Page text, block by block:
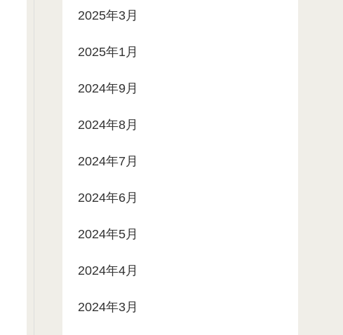
2025年3月
2025年1月
2024年9月
2024年8月
2024年7月
2024年6月
2024年5月
2024年4月
2024年3月